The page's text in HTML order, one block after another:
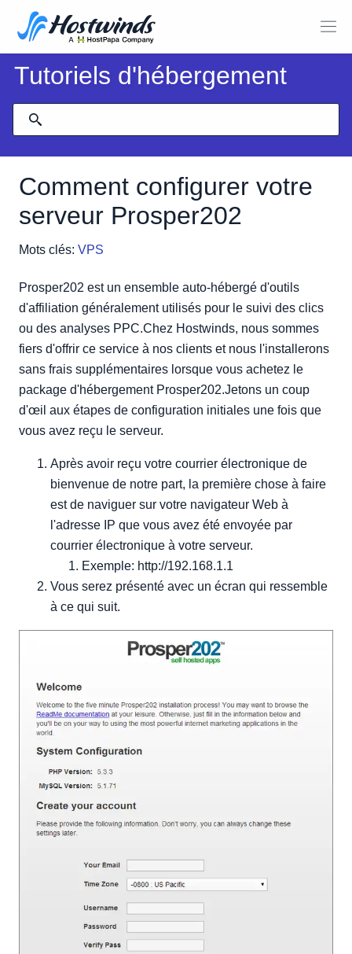
Tutoriels d'hébergement
Comment configurer votre
serveur Prosper202
Mots clés: VPS
Prosper202 est un ensemble auto-hébergé d'outils
d'affiliation généralement utilisés pour le suivi des clics
ou des analyses PPC.Chez Hostwinds, nous sommes
fiers d'offrir ce service à nos clients et nous l'installerons
sans frais supplémentaires lorsque vous achetez le
package d'hébergement Prosper202.Jetons un coup
d'œil aux étapes de configuration initiales une fois que
vous avez reçu le serveur.
Après avoir reçu votre courrier électronique de
bienvenue de notre part, la première chose à faire
est de naviguer sur votre navigateur Web à
l'adresse IP que vous avez été envoyée par
courrier électronique à votre serveur.
Exemple: http://192.168.1.1
Vous serez présenté avec un écran qui ressemble
à ce qui suit.